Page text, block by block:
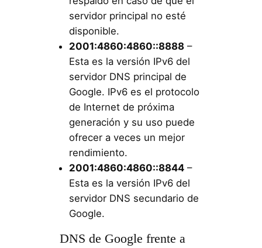
servidor principal no esté
disponible.
2001:4860:4860::8888–
Esta es la versión IPv6 del
servidor DNS principal de
Google. IPv6 es el protocolo
de Internet de próxima
generación y su uso puede
ofrecer a veces un mejor
rendimiento.
2001:4860:4860::8844–
Esta es la versión IPv6 del
servidor DNS secundario de
Google.
DNS de Google frente a